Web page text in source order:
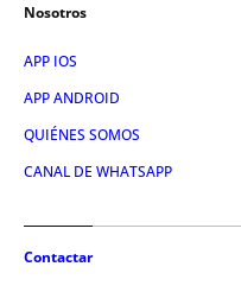
Nosotros
APP IOS
APP ANDROID
QUIÉNES SOMOS
CANAL DE WHATSAPP
Contactar